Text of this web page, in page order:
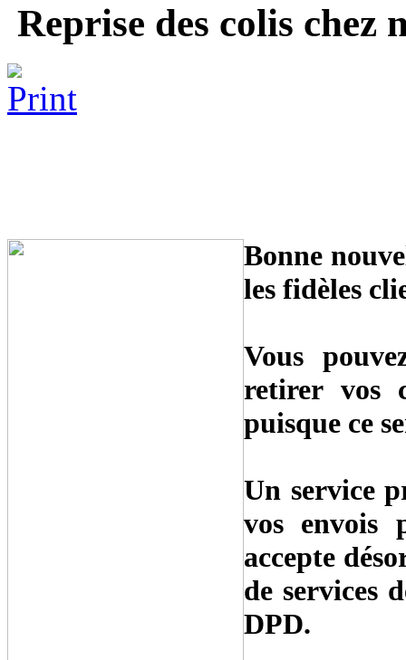
Reprise des colis chez
Bonne
les fidèles
Vous
retirer vos
puisque ce
Un service
vos envois
accepte
de services
DPD.